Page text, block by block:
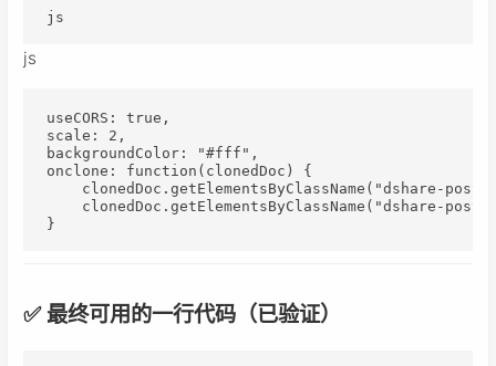
js
js
useCORS: true,
scale: 2,
backgroundColor: "#fff",
onclone: function(clonedDoc) {
clonedDoc.getElementsByClassName("dshare-
clonedDoc.getElementsByClassName("dshare-
}
✅ 最终可用的一行代码（已验证）